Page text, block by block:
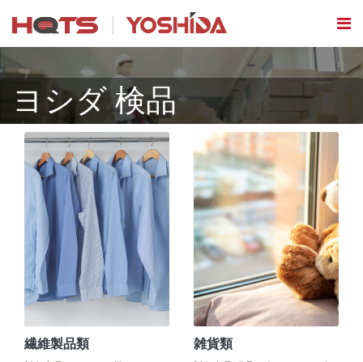
ヨシダ 検品
繊維製品類 雑貨類